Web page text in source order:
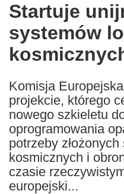
the
following
languages:
Startuje
systemów
Komisja
projekcie, którego
nowego szkieletu
oprogramowania
potrzeby
kosmicznych i
czasie
europejski...